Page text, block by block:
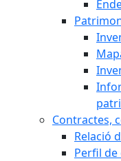
Contractes,
Relació
Perfil